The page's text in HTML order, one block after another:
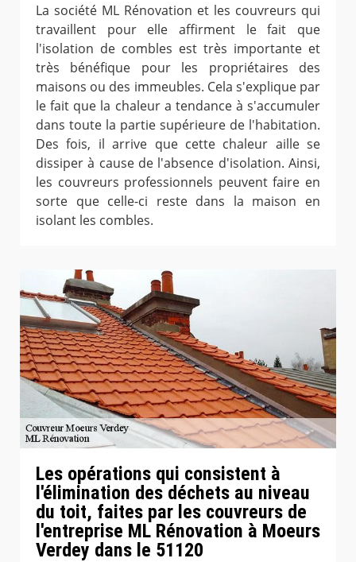
La société ML Rénovation et les couvreurs qui
travaillent pour elle affirment le fait que
l'isolation de combles est très importante et
très bénéfique pour les propriétaires des
maisons ou des immeubles. Cela s'explique par
le fait que la chaleur a tendance à s'accumuler
dans toute la partie supérieure de l'habitation.
Des fois, il arrive que cette chaleur aille se
dissiper à cause de l'absence d'isolation. Ainsi,
les couvreurs professionnels peuvent faire en
sorte que celle-ci reste dans la maison en
isolant les combles.
Les opérations qui consistent à
l'élimination des déchets au niveau
du toit, faites par les couvreurs de
l'entreprise ML Rénovation à Moeurs
Verdey dans le 51120